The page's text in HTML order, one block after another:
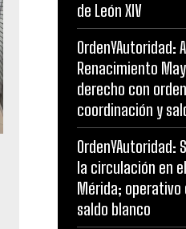
de León XIV
OrdenYAutoridad:
Renacimiento
derecho con
coordinación y
OrdenYAutoridad:
la circulación en
Mérida; operativo
saldo blanco